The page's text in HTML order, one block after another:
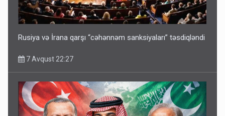
Rusiya və İrana qarşı “cəhənnəm sanksiyaları” təsdiqləndi
7 Avqust 22:27